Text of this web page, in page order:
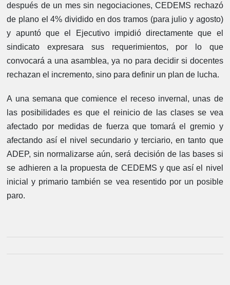
después de un mes sin negociaciones, CEDEMS rechazó
de plano el 4% dividido en dos tramos (para julio y agosto)
y apuntó que el Ejecutivo impidió directamente que el
sindicato expresara sus requerimientos, por lo que
convocará a una asamblea, ya no para decidir si docentes
rechazan el incremento, sino para definir un plan de lucha.
A una semana que comience el receso invernal, unas de
las posibilidades es que el reinicio de las clases se vea
afectado por medidas de fuerza que tomará el gremio y
afectando así el nivel secundario y terciario, en tanto que
ADEP, sin normalizarse aún, será decisión de las bases si
se adhieren a la propuesta de CEDEMS y que así el nivel
inicial y primario también se vea resentido por un posible
paro.